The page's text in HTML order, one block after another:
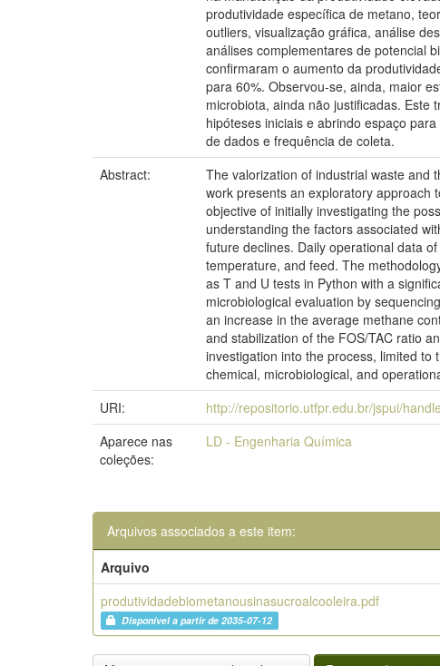
produtividade específica de metano,
outliers, visualização gráfica, análise
análises complementares de potencial
confirmaram o aumento da
para 60%. Observou-se, ainda, maior
microbiota, ainda não justificadas.
hipóteses iniciais e abrindo espaço
de dados e frequência de coleta.
Abstract:
The valorization of industrial waste and
work presents an exploratory approach
objective of initially investigating the
understanding the factors associated
future declines. Daily operational data
temperature, and feed. The
as T and U tests in Python with a
microbiological evaluation by
an increase in the average methane
and stabilization of the FOS/TAC ratio
investigation into the process, limited
chemical, microbiological, and
URI:
http://repositorio.utfpr.edu.br/jspui/
Aparece nas
coleções:
LD - Engenharia Química
Arquivos associados a este item:
Arquivo
produtividadebiometanousinasucroalcooleira.pdf
Disponível a partir de 2035-07-12